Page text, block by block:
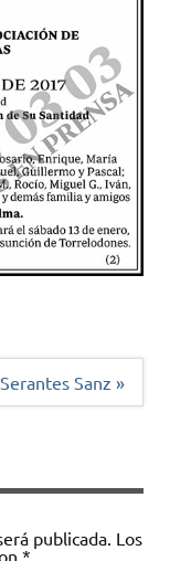
Sanz »
publicada. Los
*